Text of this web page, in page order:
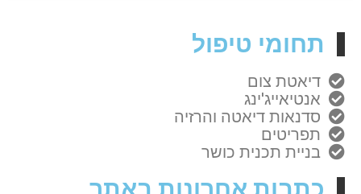
תחומי טיפול
דיאטת צום
אנטיאייג'ינג
סדנאות דיאטה והרזיה
תפריטים
בניית תכנית כושר